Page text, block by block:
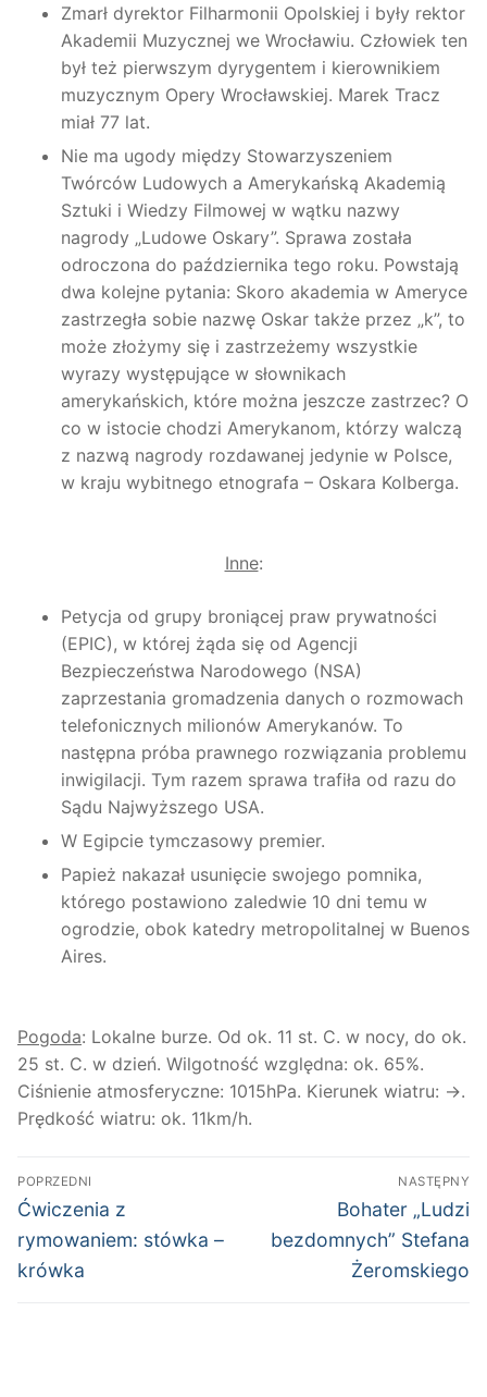
Zmarł dyrektor Filharmonii Opolskiej i były rektor
Akademii Muzycznej we Wrocławiu. Człowiek ten
był też pierwszym dyrygentem i kierownikiem
muzycznym Opery Wrocławskiej. Marek Tracz
miał 77 lat.
Nie ma ugody między Stowarzyszeniem
Twórców Ludowych a Amerykańską Akademią
Sztuki i Wiedzy Filmowej w wątku nazwy
nagrody „Ludowe Oskary”. Sprawa została
odroczona do października tego roku. Powstają
dwa kolejne pytania: Skoro akademia w Ameryce
zastrzegła sobie nazwę Oskar także przez „k”, to
może złożymy się i zastrzeżemy wszystkie
wyrazy występujące w słownikach
amerykańskich, które można jeszcze zastrzec? O
co w istocie chodzi Amerykanom, którzy walczą
z nazwą nagrody rozdawanej jedynie w Polsce,
w kraju wybitnego etnografa – Oskara Kolberga.
Inne:
Petycja od grupy broniącej praw prywatności
(EPIC), w której żąda się od Agencji
Bezpieczeństwa Narodowego (NSA)
zaprzestania gromadzenia danych o rozmowach
telefonicznych milionów Amerykanów. To
następna próba prawnego rozwiązania problemu
inwigilacji. Tym razem sprawa trafiła od razu do
Sądu Najwyższego USA.
W Egipcie tymczasowy premier.
Papież nakazał usunięcie swojego pomnika,
którego postawiono zaledwie 10 dni temu w
ogrodzie, obok katedry metropolitalnej w Buenos
Aires.
Pogoda: Lokalne burze. Od ok. 11 st. C. w nocy, do ok.
25 st. C. w dzień. Wilgotność względna: ok. 65%.
Ciśnienie atmosferyczne: 1015hPa. Kierunek wiatru: →.
Prędkość wiatru: ok. 11km/h.
Nawigacja
wpisu
POPRZEDNI
Poprzedni
wpis:
Ćwiczenia z
rymowaniem: stówka –
krówka
NASTĘPNY
Następny
wpis:
Bohater „Ludzi
bezdomnych” Stefana
Żeromskiego